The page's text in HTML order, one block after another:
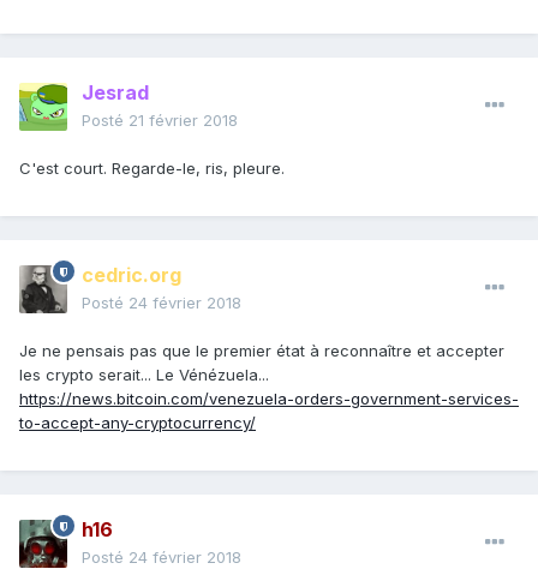
Fort en mathématiques notre ministre !
Jesrad
Posté 21 février 2018
C'est court. Regarde-le, ris, pleure.
cedric.org
Posté 24 février 2018
Je ne pensais pas que le premier état à reconnaître et accepter
les crypto serait... Le Vénézuela...
https://news.bitcoin.com/venezuela-orders-government-services-
to-accept-any-cryptocurrency/
h16
Posté 24 février 2018